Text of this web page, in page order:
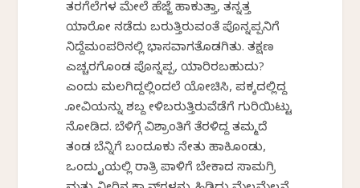
ತರಗೆಲೆಗಳ ಮೇಲೆ ಹೆಜ್ಜೆ ಹಾಕುತ್ತಾ, ತನ್ನತ್ತ
ಯಾರೋ ನಡೆದು ಬರುತ್ತಿರುವಂತೆ ಪೊನ್ನಪ್ಪನಿಗೆ
ನಿದ್ದೆಮಂಪರಿನಲ್ಲಿ ಭಾಸವಾಗತೊಡಗಿತು. ತಕ್ಷಣ
ಎಚ್ಚರಗೊಂಡ ಪೊನ್ನಪ್ಪ, ಯಾರಿರಬಹುದು?
ಎಂದು ಮಲಗಿದ್ದಲ್ಲಿಂದಲೆ ಯೋಚಿಸಿ, ಪಕ್ಕದಲ್ಲಿದ್ದ
ಕೋವಿಯನ್ನು ಶಬ್ದ ಕೇಳಿಬರುತ್ತಿರುವೆಡೆಗೆ ಗುರಿಯಿಟ್ಟು
ನೋಡಿದ. ಬೆಳಿಗ್ಗೆ ವಿಶ್ರಾಂತಿಗೆ ತೆರಳಿದ್ದ ತಮ್ಮದೆ
ತಂಡ ಬೆನ್ನಿಗೆ ಬಂದೂಕು ನೇತು ಹಾಕಿಕೊಂಡು,
ಒಂದು ಕೈಯಲ್ಲಿ ರಾತ್ರಿ ಪಾಳಿಗೆ ಬೇಕಾದ ಸಾಮಗ್ರಿ